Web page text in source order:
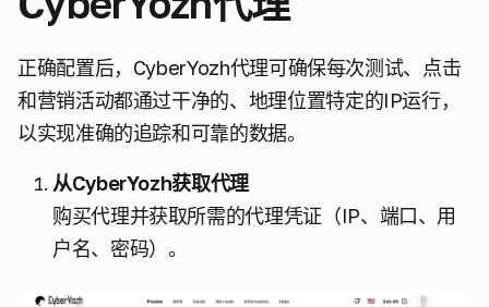
正确配置后，CyberYozh代理可确保每次测试、点击
和营销活动都通过干净的、地理位置特定的IP运行，
以实现准确的追踪和可靠的数据。
从CyberYozh获取代理
购买代理并获取所需的代理凭证（IP、端口、用
户名、密码）。